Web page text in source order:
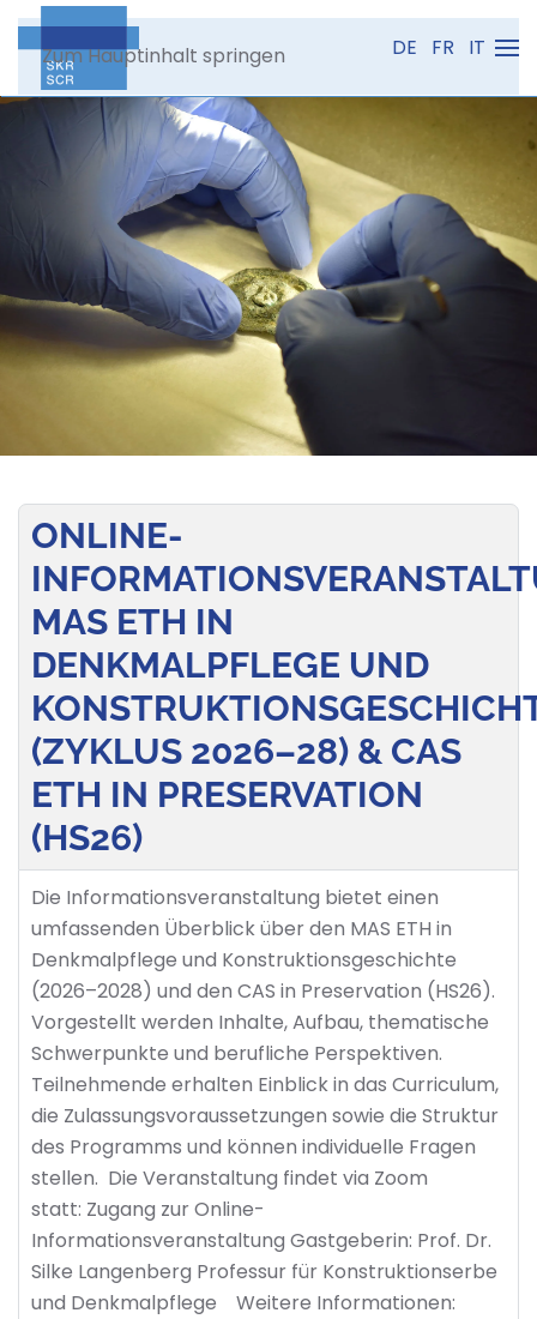
Zum Hauptinhalt springen DE FR IT
ONLINE-
MAS ETH IN
DENKMALPFLEGE UND
(ZYKLUS 2026–28) & CAS
ETH IN PRESERVATION
(HS26)
Die Informationsveranstaltung bietet einen
umfassenden Überblick über den MAS ETH in
Denkmalpflege und Konstruktionsgeschichte
(2026–2028) und den CAS in Preservation (HS26).
Vorgestellt werden Inhalte, Aufbau, thematische
Schwerpunkte und berufliche Perspektiven.
Teilnehmende erhalten Einblick in das Curriculum,
die Zulassungsvoraussetzungen sowie die Struktur
des Programms und können individuelle Fragen
stellen. Die Veranstaltung findet via Zoom
statt: Zugang zur Online-
Informationsveranstaltung Gastgeberin: Prof. Dr.
Silke Langenberg Professur für Konstruktionserbe
und Denkmalpflege Weitere Informationen: